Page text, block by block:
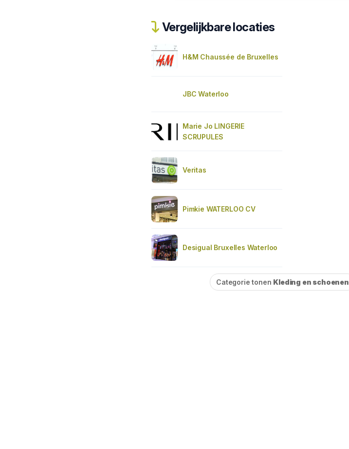
Vergelijkbare locaties
H&M Chaussée de Bruxelles
JBC Waterloo
Marie Jo LINGERIE
SCRUPULES
Veritas
Pimkie WATERLOO CV
Desigual Bruxelles Waterloo
Categorie tonen Kleding en schoenen